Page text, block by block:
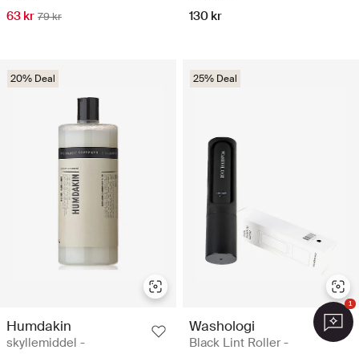
63 kr 79 kr 130 kr
20% Deal
Humdakin
skyllemiddel -
25% Deal
Washologi
Black Lint Roller -
1